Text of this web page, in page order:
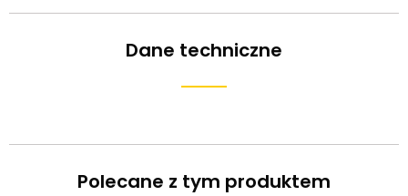
Dane techniczne
Polecane z tym produktem